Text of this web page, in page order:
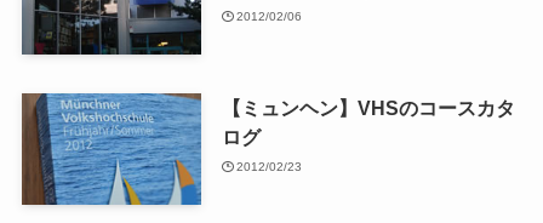
2012/02/06
【ミュンヘン】VHSのコースカタ
ログ
2012/02/23